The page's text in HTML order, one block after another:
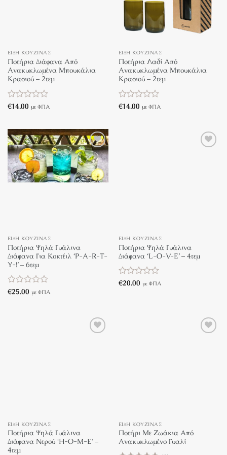
ΕΊΔΗ ΚΟΥΖΊΝΑΣ
Ποτήρια Διάφανα Από
Ανακυκλωμένα Μπουκάλια
Κρασιού – 2τεμ
Βαθμολογήθηκε
από
5
€14.00 με ΦΠΑ
ΕΊΔΗ ΚΟΥΖΊΝΑΣ
Ποτήρια Λαδί Από
Ανακυκλωμένα Μπουκάλια
Κρασιού – 2τεμ
Βαθμολογήθηκε
€14.00 με ΦΠΑ
ΕΊΔΗ ΚΟΥΖΊΝΑΣ
Ποτήρια Ψηλά Γυάλινα
Διάφανα Για Κοκτέιλ ‘P-A-R-T-
Y-!’ – 6τεμ
Βαθμολογήθηκε
€25.00 με ΦΠΑ
ΕΊΔΗ ΚΟΥΖΊΝΑΣ
Ποτήρια Ψηλά Γυάλινα
Διάφανα ‘L-O-V-E’ – 4τεμ
Βαθμολογήθηκε
€20.00 με ΦΠΑ
ΕΊΔΗ ΚΟΥΖΊΝΑΣ
Ποτήρια Ψηλά Γυάλινα
Διάφανα Νερού ‘H-O-M-E’ –
4τεμ
ΕΊΔΗ ΚΟΥΖΊΝΑΣ
Ποτήρι Με Ζωάκια Από
Ανακυκλωμένο Γυαλί